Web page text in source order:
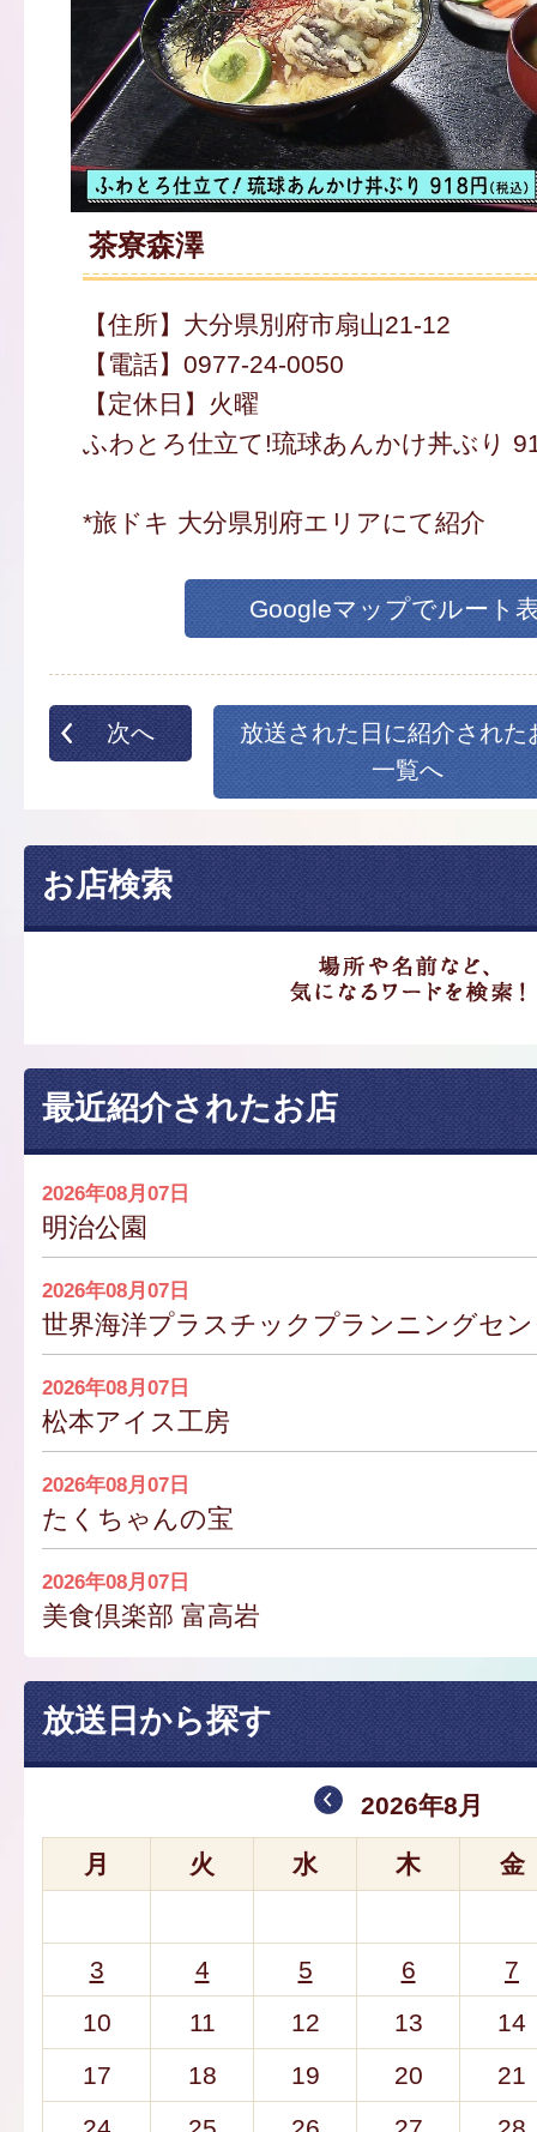
茶寮森澤
【住所】大分県別府市扇山21-12
【電話】0977-24-0050
【定休日】火曜
ふわとろ仕立て!琉球あんかけ丼ぶり
*旅ドキ 大分県別府エリアにて紹介
Googleマップでルート
次へ
放送された日に紹介された
一覧へ
お店検索
最近紹介されたお店
2026年08月07日
明治公園
2026年08月07日
世界海洋プラスチックプランニングセ
2026年08月07日
松本アイス工房
2026年08月07日
たくちゃんの宝
2026年08月07日
美食倶楽部 富高岩
放送日から探す
2026年8月
月 火 水 木 金
3 4 5 6
7
10
11 12 13
14
17
18 19 20
21